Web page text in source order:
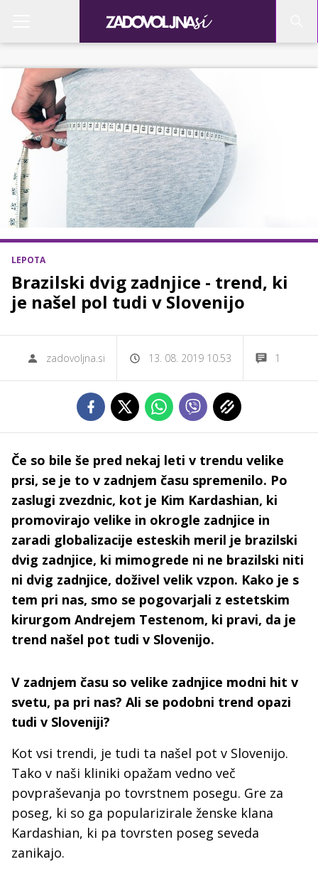
LEPOTA
Brazilski dvig zadnjice - trend, ki
je našel pol tudi v Slovenijo
zadovoljna.si 13. 08. 2019 10.53 1
Če so bile še pred nekaj leti v trendu velike
prsi, se je to v zadnjem času spremenilo. Po
zaslugi zvezdnic, kot je Kim Kardashian, ki
promovirajo velike in okrogle zadnjice in
zaradi globalizacije esteskih meril je brazilski
dvig zadnjice, ki mimogrede ni ne brazilski niti
ni dvig zadnjice, doživel velik vzpon. Kako je s
tem pri nas, smo se pogovarjali z estetskim
kirurgom Andrejem Testenom, ki pravi, da je
trend našel pot tudi v Slovenijo.
V zadnjem času so velike zadnjice modni hit v
svetu, pa pri nas? Ali se podobni trend opazi
tudi v Sloveniji?
Kot vsi trendi, je tudi ta našel pot v Slovenijo.
Tako v naši kliniki opažam vedno več
povpraševanja po tovrstnem posegu. Gre za
poseg, ki so ga popularizirale ženske klana
Kardashian, ki pa tovrsten poseg seveda
zanikajo.